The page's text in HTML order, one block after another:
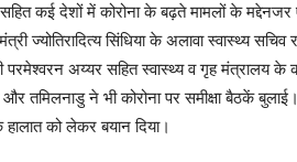
कई देशों में कोरोना के बढ़ते मामलों के
ज्योतिरादित्य सिंधिया के अलावा स्वास्थ्य
परमेश्वरन अय्यर सहित स्वास्थ्य व गृह मंत्रालय के
और तमिलनाडु ने भी कोरोना पर समीक्षा बैठकें
को लेकर बयान दिया।